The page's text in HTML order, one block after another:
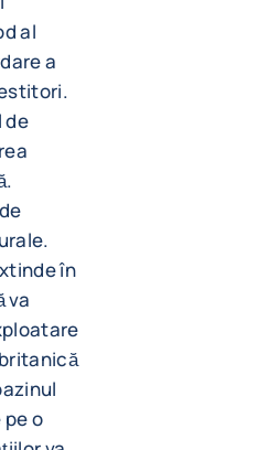
al
a
de
în
va
o